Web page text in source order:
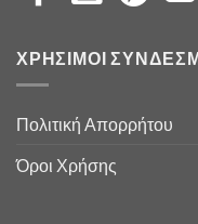
ΧΡΉΣΙΜΟΙ
Πολιτική Απορρήτου
Όροι Χρήσης